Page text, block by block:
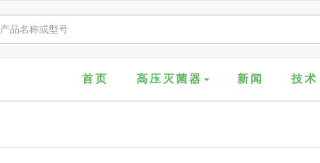
首页 高压灭菌器 新闻 技术